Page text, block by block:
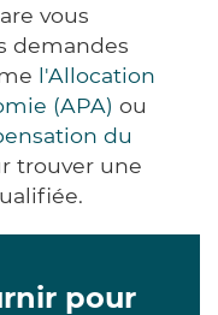
vous
demandes
l'Allocation
(APA) ou
du
trouver une
pour